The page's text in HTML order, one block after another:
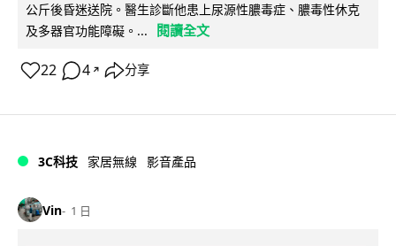
公斤後昏迷送院。醫生診斷他患上尿源性膿毒症、膿毒性休克
及多器官功能障礙。...
閱讀全文
22 4 ↗ 分享
3C科技 家居無線 影音產品
Vin 1 日